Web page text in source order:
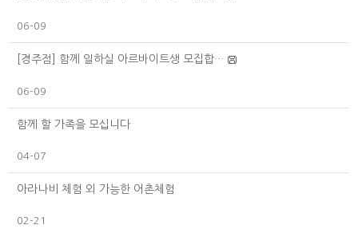
06-09
[경주점] 함께 일하실 아르바이트생 모집합…
06-09
함께 할 가족을 모십니다
04-07
아라나비 체험 외 가능한 어촌체험
02-21